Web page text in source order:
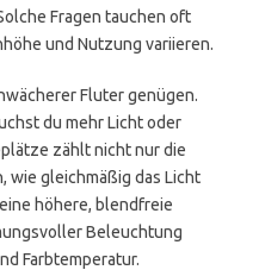
Fragen tauchen oft
und Nutzung variieren.
Fluter genügen.
du mehr Licht oder
zählt nicht nur die
wie gleichmäßig das Licht
höhere, blendfreie
Beleuchtung
Farbtemperatur.